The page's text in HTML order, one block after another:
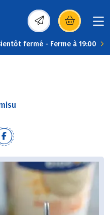
(s’ouvre dans une
fermé - Ferme à 19:00